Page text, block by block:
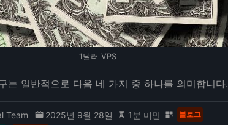
1달러 VPS
는 일반적으로 다음 네 가지 중 하나를 의미합니다.
Team 2025년 9월 28일 1분 미만 블로그